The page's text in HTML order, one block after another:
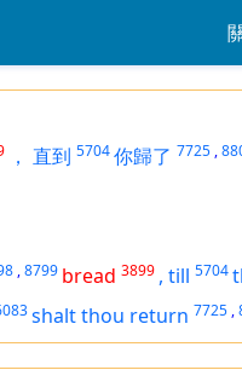
， 直到 5704你歸了 7725 ,
,8799 bread 3899 , till 5704
shalt thou return 7725 ,